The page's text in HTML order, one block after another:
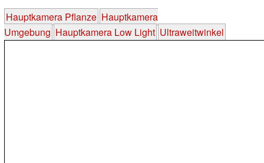
Hauptkamera Pflanze Hauptkamera
Umgebung Hauptkamera Low Light Ultraweitwinkel